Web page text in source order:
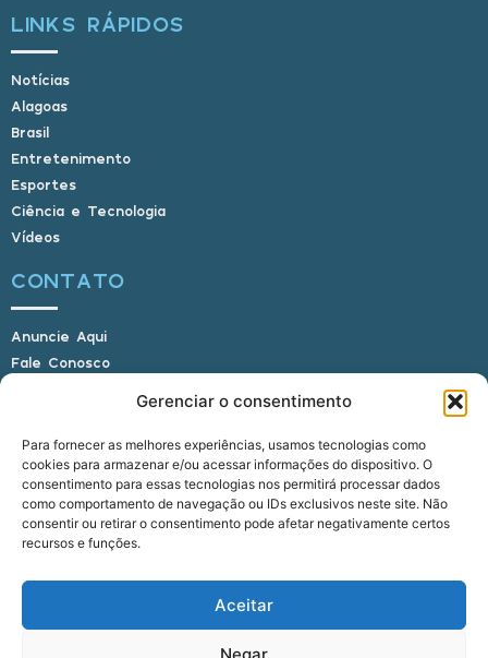
Gerenciar o consentimento
Para fornecer as melhores experiências, usamos tecnologias como
cookies para armazenar e/ou acessar informações do dispositivo. O
consentimento para essas tecnologias nos permitirá processar dados
como comportamento de navegação ou IDs exclusivos neste site. Não
consentir ou retirar o consentimento pode afetar negativamente certos
recursos e funções.
Aceitar
Negar
LINKS RÁPIDOS
Notícias
Alagoas
Brasil
Entretenimento
Esportes
Ciência e Tecnologia
Vídeos
CONTATO
Anuncie Aqui
Fale Conosco
E-mail: alagoasbrasilnoticias@gmail.com
Telefone: (82) 9 9691-0391 (Whatsapp)
Responsável Técnico: Crysthyan Carlos
Rua do Sau - Centro - Anadia - AL - CEP:
© 2022 - 2026 Alagoas Brasil Notícias. Todos os